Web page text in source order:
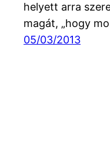
helyett arra
magát, „hogy
05/03/2013